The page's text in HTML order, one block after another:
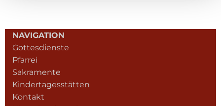
NAVIGATION
Gottesdienste
Pfarrei
Sakramente
Kindertagesstätten
Kontakt